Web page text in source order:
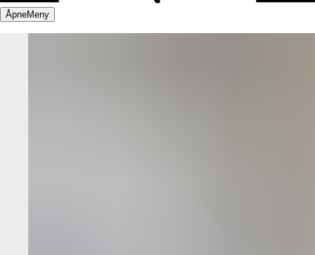
ÅpneMeny